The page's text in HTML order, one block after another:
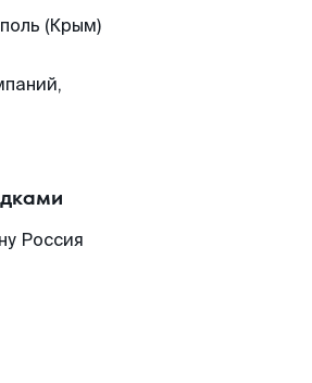
(Крым)
Россия